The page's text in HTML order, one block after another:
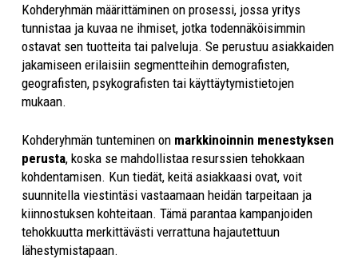
Kohderyhmän määrittäminen on prosessi, jossa yritys
tunnistaa ja kuvaa ne ihmiset, jotka todennäköisimmin
ostavat sen tuotteita tai palveluja. Se perustuu asiakkaiden
jakamiseen erilaisiin segmentteihin demografisten,
geografisten, psykografisten tai käyttäytymistietojen
mukaan.
Kohderyhmän tunteminen on markkinoinnin menestyksen
perusta, koska se mahdollistaa resurssien tehokkaan
kohdentamisen. Kun tiedät, keitä asiakkaasi ovat, voit
suunnitella viestintäsi vastaamaan heidän tarpeitaan ja
kiinnostuksen kohteitaan. Tämä parantaa kampanjoiden
tehokkuutta merkittävästi verrattuna hajautettuun
lähestymistapaan.